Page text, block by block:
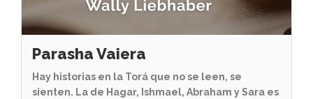
Parasha Vaiera
Hay historias en la Torá que no se leen, se
sienten. La de Hagar, Ishmael, Abraham y Sara es